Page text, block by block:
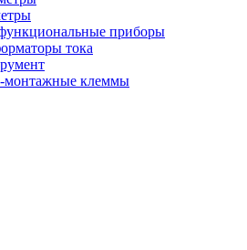
приборы
тока
монтажные клеммы